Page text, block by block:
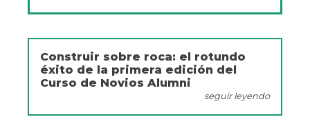
Construir sobre roca: el rotundo
éxito de la primera edición del
Curso de Novios Alumni
seguir leyendo